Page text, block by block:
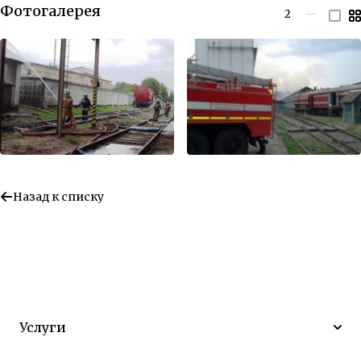
Фотогалерея 2 —
Назад к списку
Услуги